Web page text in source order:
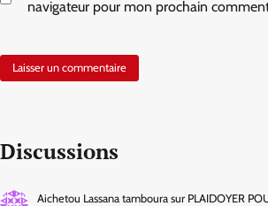
navigateur pour mon prochain
Discussions
Aichetou Lassana tambourasur PLAIDOYER